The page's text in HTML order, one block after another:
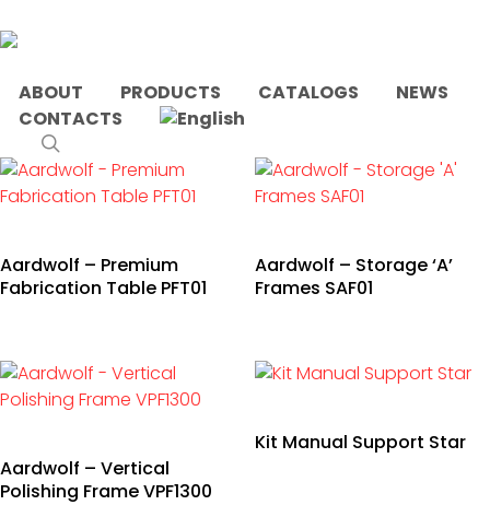
to
content
ABOUT PRODUCTS CATALOGS
NEWS
CONTACTS
Home Products tagged “Supports”
Aardwolf – Premium
Fabrication Table PFT01
Aardwolf – Storage ‘A’
Frames SAF01
Aardwolf – Vertical
Polishing Frame VPF1300
Kit Manual Support Star